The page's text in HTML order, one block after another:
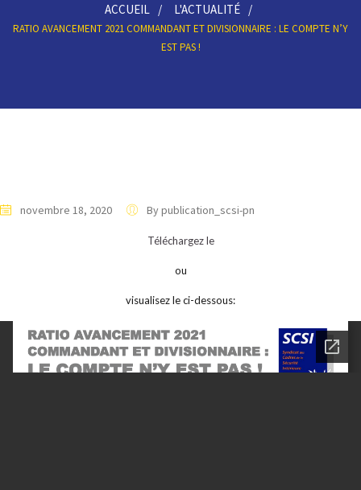
ACCUEIL L'ACTUALITÉ
RATIO AVANCEMENT 2021 COMMANDANT ET DIVISIONNAIRE : LE COMPTE N’Y
EST PAS !
novembre 18, 2020 By publication_scsi-pn
Téléchargez le
ou
visualisez le ci-dessous: